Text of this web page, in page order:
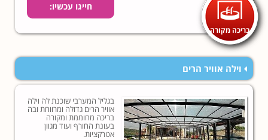
בריכה מקורה
חייגו עכשיו:
וילה אוויר הרים
בגליל המערבי שוכנת לה וילה
אוויר הרים גדולה ומרווחת ובה
בריכה מחוממת ומקורה
בעונת החורף ועוד מגוון
אטרקציות.